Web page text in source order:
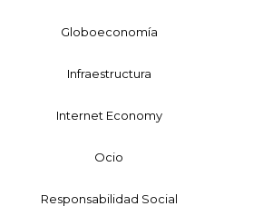
Globoeconomía
Infraestructura
Internet Economy
Ocio
Responsabilidad Social